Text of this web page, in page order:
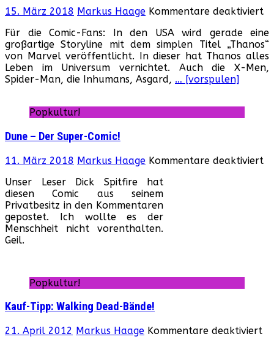
15. März 2018 Markus Haage Kommentare deaktiviert
Für die Comic-Fans: In den USA wird gerade eine
großartige Storyline mit dem simplen Titel „Thanos“
von Marvel veröffentlicht. In dieser hat Thanos alles
Leben im Universum vernichtet. Auch die X-Men,
Spider-Man, die Inhumans, Asgard, … [vorspulen]
Popkultur!
Dune – Der Super-Comic!
11. März 2018 Markus Haage Kommentare deaktiviert
Unser Leser Dick Spitfire hat
diesen Comic aus seinem
Privatbesitz in den Kommentaren
gepostet. Ich wollte es der
Menschheit nicht vorenthalten.
Geil.
Popkultur!
Kauf-Tipp: Walking Dead-Bände!
21. April 2012 Markus Haage Kommentare deaktiviert